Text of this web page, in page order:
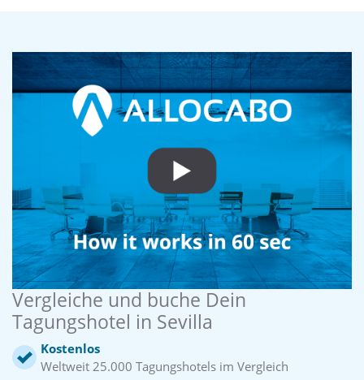
Vergleiche und buche Dein
Tagungshotel in Sevilla
Kostenlos
Weltweit 25.000 Tagungshotels im Vergleich